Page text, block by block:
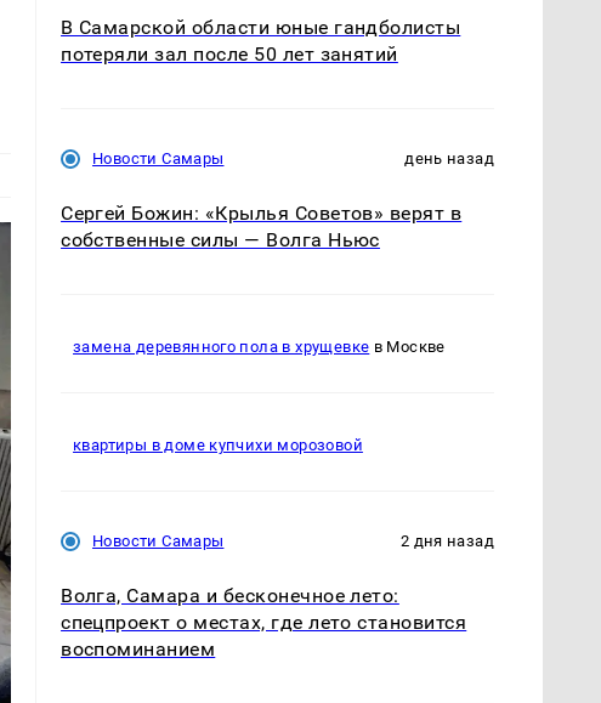
В Самарской области юные гандболисты
потеряли зал после 50 лет занятий
Новости Самары день назад
Сергей Божин: «Крылья Советов» верят в
собственные силы — Волга Ньюс
замена деревянного пола в хрущевке в Москве
квартиры в доме купчихи морозовой
Новости Самары 2 дня назад
Волга, Самара и бесконечное лето:
спецпроект о местах, где лето становится
воспоминанием